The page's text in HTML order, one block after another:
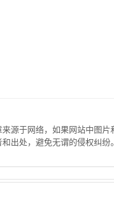
源于网络，如果网站中图片
出处，避免无谓的侵权纠纷。